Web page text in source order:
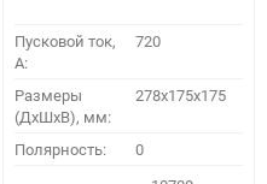
Пусковой ток,
A:
720
Размеры
(ДхШхВ), мм:
278x175x175
Полярность:
0